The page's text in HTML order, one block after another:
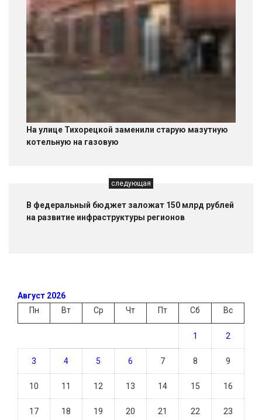
На улице Тихорецкой заменили старую мазутную
котельную на газовую
следующая
В федеральный бюджет заложат 150 млрд рублей
на развитие инфраструктуры регионов
Август 2026
Пн
Вт Ср Чт Пт Сб Вс
1 2
3 4 5 6 7 8 9
10 11 12 13 14 15 16
17 18 19 20 21 22 23